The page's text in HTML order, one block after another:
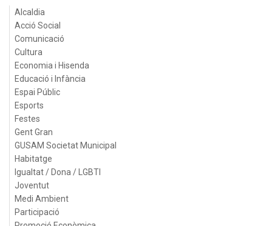
Alcaldia
Acció Social
Comunicació
Cultura
Economia i Hisenda
Educació i Infància
Espai Públic
Esports
Festes
Gent Gran
GUSAM Societat Municipal
Habitatge
Igualtat / Dona / LGBTI
Joventut
Medi Ambient
Participació